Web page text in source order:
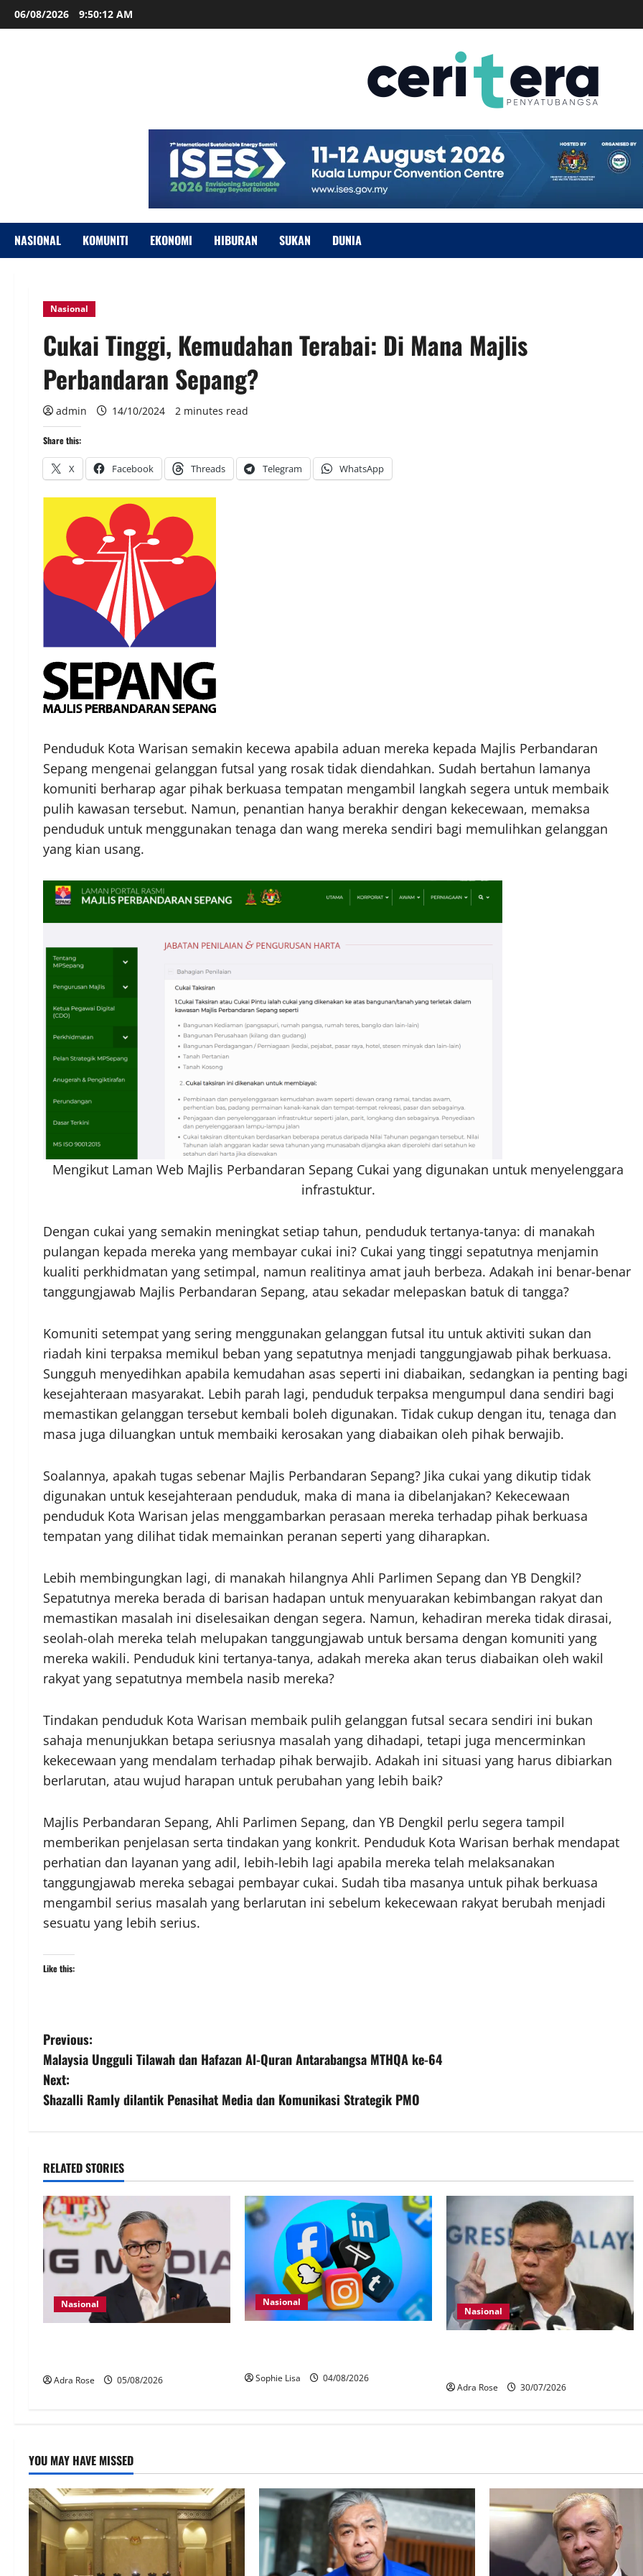
06/08/2026 9:50:13 AM
NASIONAL KOMUNITI EKONOMI HIBURAN SUKAN DUNIA
Nasional
Cukai Tinggi, Kemudahan Terabai: Di Mana Majlis
Perbandaran Sepang?
admin 14/10/2024 2 minutes read
Share this:
X Facebook Threads Telegram WhatsApp
Penduduk Kota Warisan semakin kecewa apabila aduan mereka kepada Majlis Perbandaran
Sepang mengenai gelanggan futsal yang rosak tidak diendahkan. Sudah bertahun lamanya
komuniti berharap agar pihak berkuasa tempatan mengambil langkah segera untuk membaik
pulih kawasan tersebut. Namun, penantian hanya berakhir dengan kekecewaan, memaksa
penduduk untuk menggunakan tenaga dan wang mereka sendiri bagi memulihkan gelanggan
yang kian usang.
Mengikut Laman Web Majlis Perbandaran Sepang Cukai yang digunakan untuk menyelenggara
infrastuktur.
Dengan cukai yang semakin meningkat setiap tahun, penduduk tertanya-tanya: di manakah
pulangan kepada mereka yang membayar cukai ini? Cukai yang tinggi sepatutnya menjamin
kualiti perkhidmatan yang setimpal, namun realitinya amat jauh berbeza. Adakah ini benar-benar
tanggungjawab Majlis Perbandaran Sepang, atau sekadar melepaskan batuk di tangga?
Komuniti setempat yang sering menggunakan gelanggan futsal itu untuk aktiviti sukan dan
riadah kini terpaksa memikul beban yang sepatutnya menjadi tanggungjawab pihak berkuasa.
Sungguh menyedihkan apabila kemudahan asas seperti ini diabaikan, sedangkan ia penting bagi
kesejahteraan masyarakat. Lebih parah lagi, penduduk terpaksa mengumpul dana sendiri bagi
memastikan gelanggan tersebut kembali boleh digunakan. Tidak cukup dengan itu, tenaga dan
masa juga diluangkan untuk membaiki kerosakan yang diabaikan oleh pihak berwajib.
Soalannya, apakah tugas sebenar Majlis Perbandaran Sepang? Jika cukai yang dikutip tidak
digunakan untuk kesejahteraan penduduk, maka di mana ia dibelanjakan? Kekecewaan
penduduk Kota Warisan jelas menggambarkan perasaan mereka terhadap pihak berkuasa
tempatan yang dilihat tidak memainkan peranan seperti yang diharapkan.
Lebih membingungkan lagi, di manakah hilangnya Ahli Parlimen Sepang dan YB Dengkil?
Sepatutnya mereka berada di barisan hadapan untuk menyuarakan kebimbangan rakyat dan
memastikan masalah ini diselesaikan dengan segera. Namun, kehadiran mereka tidak dirasai,
seolah-olah mereka telah melupakan tanggungjawab untuk bersama dengan komuniti yang
mereka wakili. Penduduk kini tertanya-tanya, adakah mereka akan terus diabaikan oleh wakil
rakyat yang sepatutnya membela nasib mereka?
Tindakan penduduk Kota Warisan membaik pulih gelanggan futsal secara sendiri ini bukan
sahaja menunjukkan betapa seriusnya masalah yang dihadapi, tetapi juga mencerminkan
kekecewaan yang mendalam terhadap pihak berwajib. Adakah ini situasi yang harus dibiarkan
berlarutan, atau wujud harapan untuk perubahan yang lebih baik?
Majlis Perbandaran Sepang, Ahli Parlimen Sepang, dan YB Dengkil perlu segera tampil
memberikan penjelasan serta tindakan yang konkrit. Penduduk Kota Warisan berhak mendapat
perhatian dan layanan yang adil, lebih-lebih lagi apabila mereka telah melaksanakan
tanggungjawab mereka sebagai pembayar cukai. Sudah tiba masanya untuk pihak berkuasa
mengambil serius masalah yang berlarutan ini sebelum kekecewaan rakyat berubah menjadi
sesuatu yang lebih serius.
Like this:
Previous:
Malaysia Ungguli Tilawah dan Hafazan Al-Quran Antarabangsa MTHQA ke-64
Next:
Shazalli Ramly dilantik Penasihat Media dan Komunikasi Strategik PMO
RELATED STORIES
Nasional
Adra Rose 05/08/2026
Nasional
Sophie Lisa 04/08/2026
Nasional
Adra Rose 30/07/2026
YOU MAY HAVE MISSED